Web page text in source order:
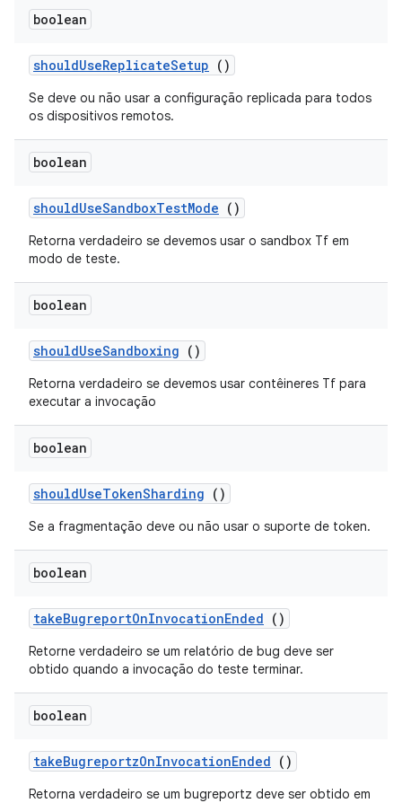
boolean
shouldUseReplicateSetup ()
Se deve ou não usar a configuração replicada para todos
os dispositivos remotos.
boolean
shouldUseSandboxTestMode ()
Retorna verdadeiro se devemos usar o sandbox Tf em
modo de teste.
boolean
shouldUseSandboxing ()
Retorna verdadeiro se devemos usar contêineres Tf para
executar a invocação
boolean
shouldUseTokenSharding ()
Se a fragmentação deve ou não usar o suporte de token.
boolean
takeBugreportOnInvocationEnded ()
Retorne verdadeiro se um relatório de bug deve ser
obtido quando a invocação do teste terminar.
boolean
takeBugreportzOnInvocationEnded ()
Retorna verdadeiro se um bugreportz deve ser obtido em